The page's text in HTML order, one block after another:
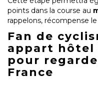
points dans la course au
rappelons, récompense
Fan de
appart hôtel
pour
France